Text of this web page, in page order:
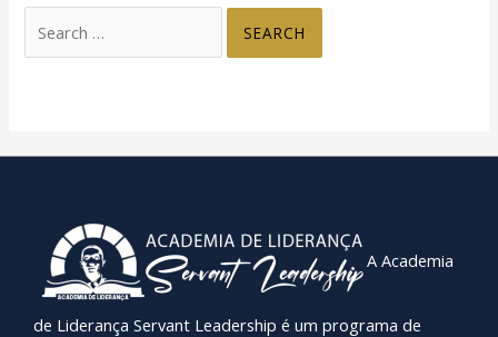
for:
A Academia
de Liderança Servant Leadership é um programa de